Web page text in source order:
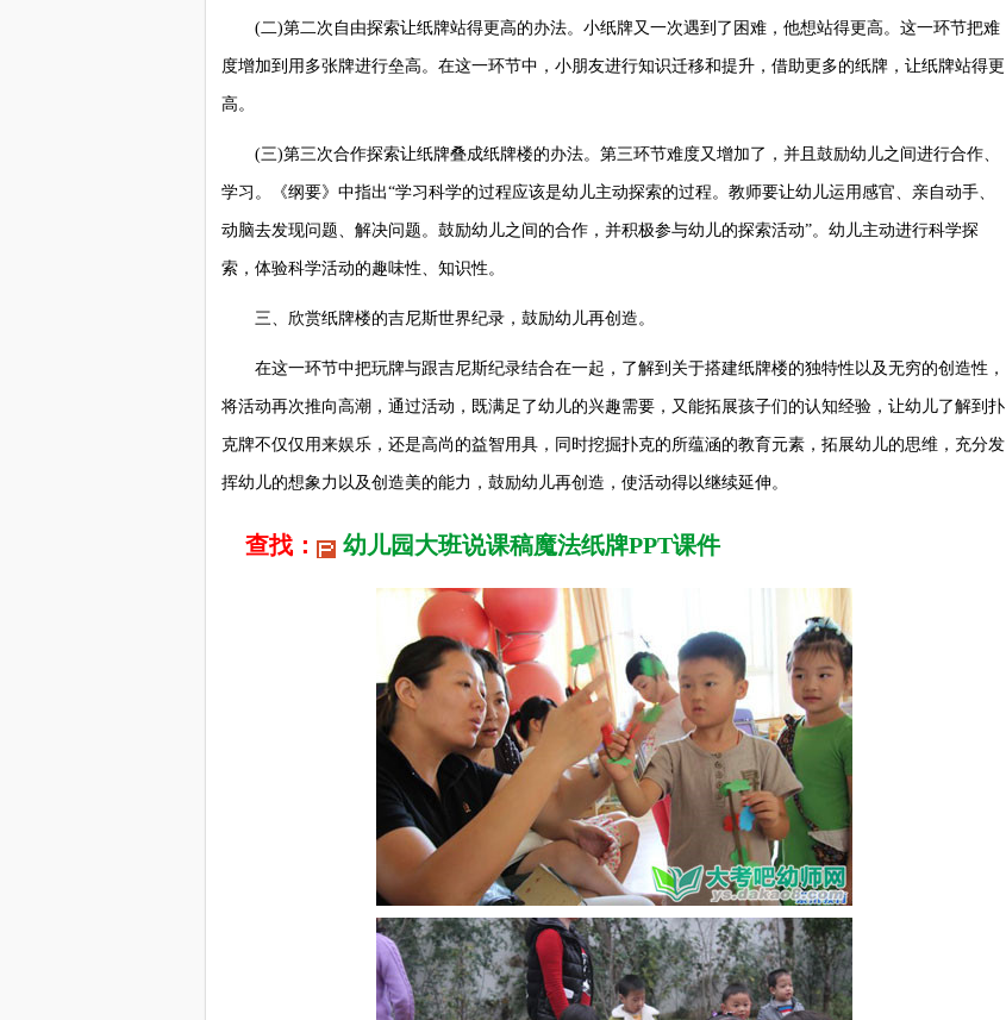
(二)第二次自由探索让纸牌站得更高的办法。小纸牌又一次遇到了困难，他想站得更高。这一环节把难
度增加到用多张牌进行垒高。在这一环节中，小朋友进行知识迁移和提升，借助更多的纸牌，让纸牌站得更
高。
(三)第三次合作探索让纸牌叠成纸牌楼的办法。第三环节难度又增加了，并且鼓励幼儿之间进行合作、
学习。《纲要》中指出“学习科学的过程应该是幼儿主动探索的过程。教师要让幼儿运用感官、亲自动手、
动脑去发现问题、解决问题。鼓励幼儿之间的合作，并积极参与幼儿的探索活动”。幼儿主动进行科学探
索，体验科学活动的趣味性、知识性。
三、欣赏纸牌楼的吉尼斯世界纪录，鼓励幼儿再创造。
在这一环节中把玩牌与跟吉尼斯纪录结合在一起，了解到关于搭建纸牌楼的独特性以及无穷的创造性，
将活动再次推向高潮，通过活动，既满足了幼儿的兴趣需要，又能拓展孩子们的认知经验，让幼儿了解到扑
克牌不仅仅用来娱乐，还是高尚的益智用具，同时挖掘扑克的所蕴涵的教育元素，拓展幼儿的思维，充分发
挥幼儿的想象力以及创造美的能力，鼓励幼儿再创造，使活动得以继续延伸。
查找： 幼儿园大班说课稿魔法纸牌PPT课件